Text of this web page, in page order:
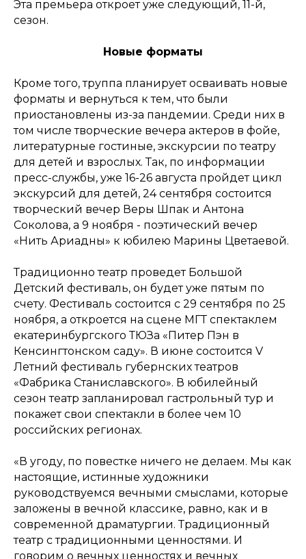
Эта премьера откроет уже следующий, 11-й,
сезон.
Новые форматы
Кроме того, труппа планирует осваивать новые
форматы и вернуться к тем, что были
приостановлены из-за пандемии. Среди них в
том числе творческие вечера актеров в фойе,
литературные гостиные, экскурсии по театру
для детей и взрослых. Так, по информации
пресс-службы, уже 16-26 августа пройдет цикл
экскурсий для детей, 24 сентября состоится
творческий вечер Веры Шпак и Антона
Соколова, а 9 ноября - поэтический вечер
«Нить Ариадны» к юбилею Марины Цветаевой.
Традиционно театр проведет Большой
Детский фестиваль, он будет уже пятым по
счету. Фестиваль состоится с 29 сентября по 25
ноября, а откроется на сцене МГТ спектаклем
екатеринбургского ТЮЗа «Питер Пэн в
Кенсингтонском саду». В июне состоится V
Летний фестиваль губернских театров
«Фабрика Станиславского». В юбилейный
сезон театр запланировал гастрольный тур и
покажет свои спектакли в более чем 10
российских регионах.
«В угоду, по повестке ничего не делаем. Мы как
настоящие, истинные художники
руководствуемся вечными смыслами, которые
заложены в вечной классике, равно, как и в
современной драматургии. Традиционный
театр с традиционными ценностями. И
говорим о вечных ценностях и вечных